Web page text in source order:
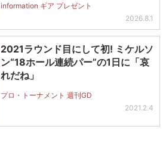
ットを抽選で2名に！
information ギア プレゼント
2026.8.1
2021ラウンド目にして初! ミケルソ
ン“18ホール連続パー”の1日に「哀
れだね」
プロ・トーナメント 週刊GD
2021.2.4